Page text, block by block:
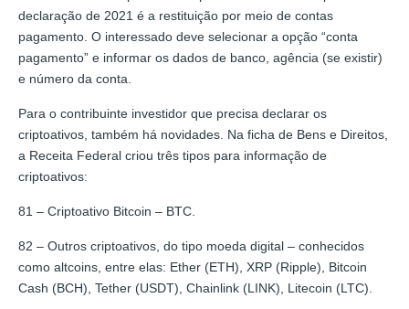
declaração de 2021 é a restituição por meio de contas
pagamento. O interessado deve selecionar a opção “conta
pagamento” e informar os dados de banco, agência (se existir)
e número da conta.
Para o contribuinte investidor que precisa declarar os
criptoativos, também há novidades. Na ficha de Bens e Direitos,
a Receita Federal criou três tipos para informação de
criptoativos:
81 – Criptoativo Bitcoin – BTC.
82 – Outros criptoativos, do tipo moeda digital – conhecidos
como altcoins, entre elas: Ether (ETH), XRP (Ripple), Bitcoin
Cash (BCH), Tether (USDT), Chainlink (LINK), Litecoin (LTC).